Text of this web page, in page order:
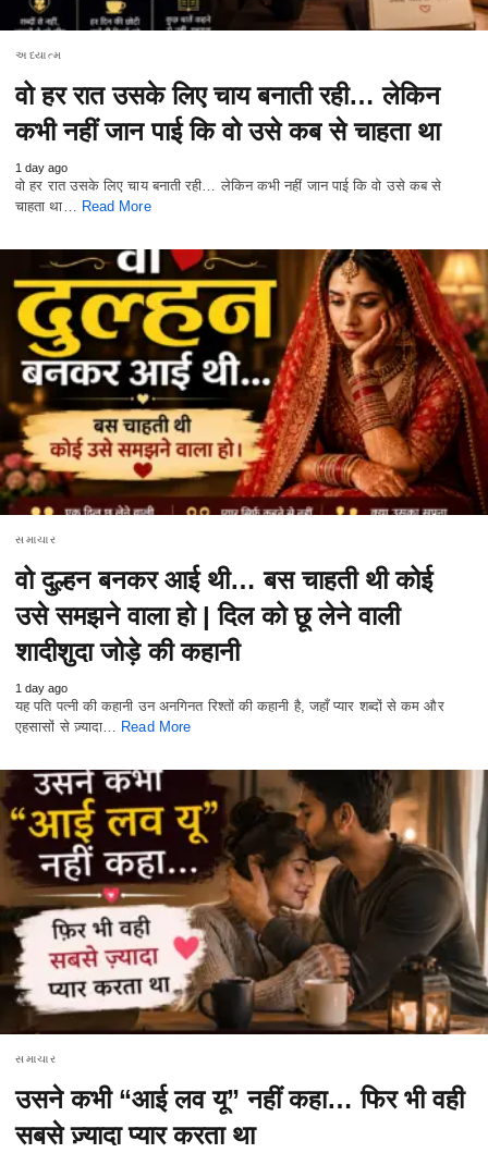
અધ્યાત્મ
वो हर रात उसके लिए चाय बनाती रही… लेकिन
कभी नहीं जान पाई कि वो उसे कब से चाहता था
1 day ago
वो हर रात उसके लिए चाय बनाती रही… लेकिन कभी नहीं जान पाई कि वो उसे कब से
चाहता था… Read More
સમાચાર
वो दुल्हन बनकर आई थी… बस चाहती थी कोई
उसे समझने वाला हो | दिल को छू लेने वाली
शादीशुदा जोड़े की कहानी
1 day ago
यह पति पत्नी की कहानी उन अनगिनत रिश्तों की कहानी है, जहाँ प्यार शब्दों से कम और
एहसासों से ज़्यादा… Read More
સમાચાર
उसने कभी “आई लव यू” नहीं कहा… फिर भी वही
सबसे ज़्यादा प्यार करता था